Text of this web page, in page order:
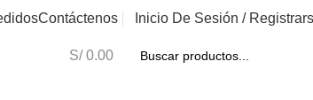
Contáctenos Inicio De Sesión /
S/0.00